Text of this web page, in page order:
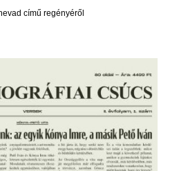
című regényéről